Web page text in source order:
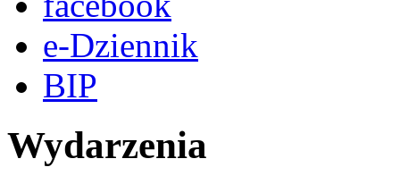
e-Dziennik
BIP
Wydarzenia